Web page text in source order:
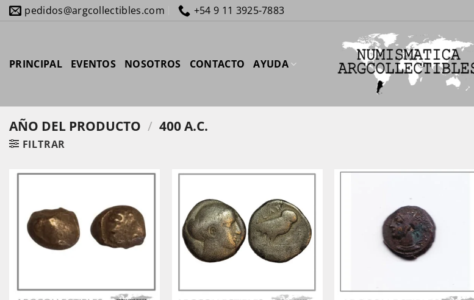
Saltar
al
pedidos@argcollectibles.com +54 9 11 3925-7883
PRINCIPAL EVENTOS NOSOTROS CONTACTO AYUDA
AÑO DEL PRODUCTO / 400 A.C.
FILTRAR